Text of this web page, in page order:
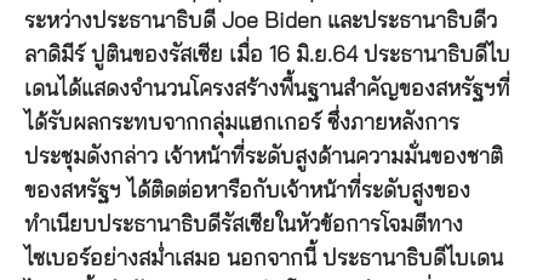
ระหว่างประธานาธิบดี Joe Biden และประธานาธิบดีว
ลาดิมีร์ ปูตินของรัสเซีย เมื่อ 16 มิ.ย.64 ประธานาธิบดีไบ
เดนได้แสดงจำนวนโครงสร้างพื้นฐานสำคัญของสหรัฐฯที่
ได้รับผลกระทบจากกลุ่มแฮกเกอร์ ซึ่งภายหลังการ
ประชุมดังกล่าว เจ้าหน้าที่ระดับสูงด้านความมั่นของชาติ
ของสหรัฐฯ ได้ติดต่อหารือกับเจ้าหน้าที่ระดับสูงของ
ทำเนียบประธานาธิบดีรัสเซียในหัวข้อการโจมตีทาง
ไซเบอร์อย่างสม่ำเสมอ นอกจากนี้ ประธานาธิบดีไบเดน